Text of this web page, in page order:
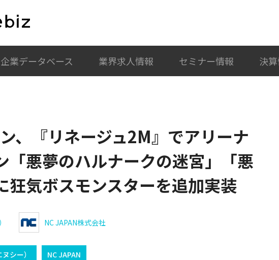
企業データベース 業界求人情報 セミナー情報 決
、『リネージュ2M』でアリーナ
「悪夢のハルナークの迷宮」「悪
狂気ボスモンスターを追加実装
NC JAPAN株式会社
シー） NC JAPAN